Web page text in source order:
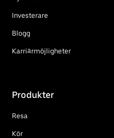
Investerare
Blogg
Karriärmöjligheter
Produkter
Resa
Kör